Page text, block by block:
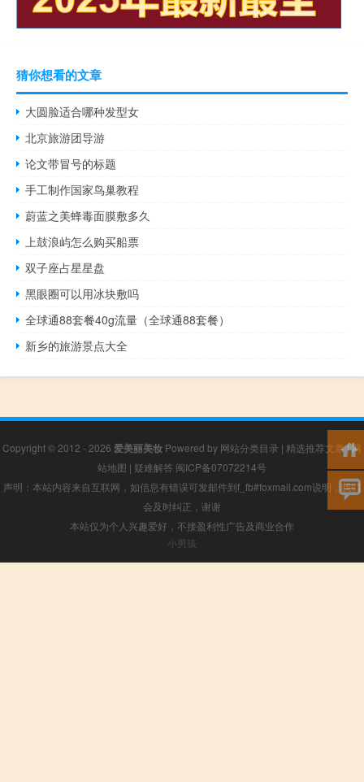
猜你想看的文章
大圆脸适合哪种发型女
北京旅游团导游
论文带冒号的标题
手工制作国家鸟巢教程
蔚蓝之美蜂毒面膜敷多久
上鼓浪屿怎么购买船票
双子座占星星盘
黑眼圈可以用冰块敷吗
全球通88套餐40g流量（全球通88套餐）
新乡的旅游景点大全
Copyright © 2012 - 2026 爱美丽美妆 Powered by 网站分类目录 | 精选推荐文章|网
站地图 | 疑难解答 闽ICP备07072214号
声明：本站内容来自互联网，如信息有错误可发邮件到f_fb#foxmail.com说明，我们
会及时纠正，谢谢
本站仅为个人兴趣爱好，不接盈利性广告及商业合作
小男孩